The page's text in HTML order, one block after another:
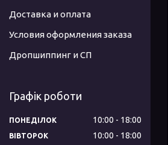
Доставка и оплата
Условия оформления заказа
Дропшиппинг и СП
Графік роботи
ПОНЕДІЛОК 10:00 18:00
ВІВТОРОК 10:00 18:00